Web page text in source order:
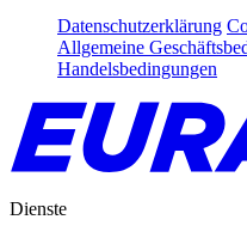
Datenschutzerklärung
Allgemeine
Handelsbedingungen
Dienste